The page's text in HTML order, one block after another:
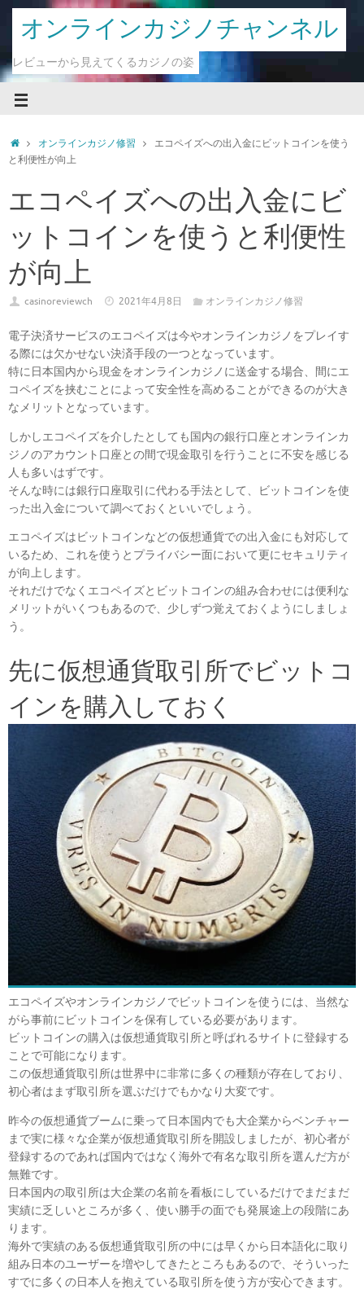
オンラインカジノチャンネル
レビューから見えてくるカジノの姿
オンラインカジノ修習
エコペイズへの出入金にビットコインを使う
と利便性が向上
エコペイズへの出入金にビ
ットコインを使うと利便性
が向上
casinoreviewch 2021年4月8日 オンラインカジノ修習
電子決済サービスのエコペイズは今やオンラインカジノをプレイす
る際には欠かせない決済手段の一つとなっています。
特に日本国内から現金をオンラインカジノに送金する場合、間にエ
コペイズを挟むことによって安全性を高めることができるのが大き
なメリットとなっています。
しかしエコペイズを介したとしても国内の銀行口座とオンラインカ
ジノのアカウント口座との間で現金取引を行うことに不安を感じる
人も多いはずです。
そんな時には銀行口座取引に代わる手法として、ビットコインを使
った出入金について調べておくといいでしょう。
エコペイズはビットコインなどの仮想通貨での出入金にも対応して
いるため、これを使うとプライバシー面において更にセキュリティ
が向上します。
それだけでなくエコペイズとビットコインの組み合わせには便利な
メリットがいくつもあるので、少しずつ覚えておくようにしましょ
う。
先に仮想通貨取引所でビットコ
インを購入しておく
エコペイズやオンラインカジノでビットコインを使うには、当然な
がら事前にビットコインを保有している必要があります。
ビットコインの購入は仮想通貨取引所と呼ばれるサイトに登録する
ことで可能になります。
この仮想通貨取引所は世界中に非常に多くの種類が存在しており、
初心者はまず取引所を選ぶだけでもかなり大変です。
昨今の仮想通貨ブームに乗って日本国内でも大企業からベンチャー
まで実に様々な企業が仮想通貨取引所を開設しましたが、初心者が
登録するのであれば国内ではなく海外で有名な取引所を選んだ方が
無難です。
日本国内の取引所は大企業の名前を看板にしているだけでまだまだ
実績に乏しいところが多く、使い勝手の面でも発展途上の段階にあ
ります。
海外で実績のある仮想通貨取引所の中には早くから日本語化に取り
組み日本のユーザーを増やしてきたところもあるので、そういった
すでに多くの日本人を抱えている取引所を使う方が安心できます。